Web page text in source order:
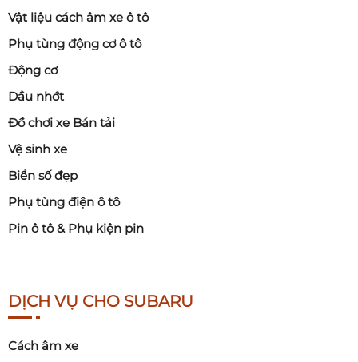
Vật liệu cách âm xe ô tô
Phụ tùng động cơ ô tô
Động cơ
Dầu nhớt
Đồ chơi xe Bán tải
Vệ sinh xe
Biển số đẹp
Phụ tùng điện ô tô
Pin ô tô & Phụ kiện pin
DỊCH VỤ CHO SUBARU
Cách âm xe